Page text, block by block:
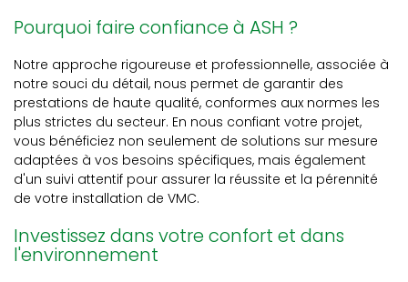
Pourquoi faire confiance à ASH ?
Notre approche rigoureuse et professionnelle, associée à
notre souci du détail, nous permet de garantir des
prestations de haute qualité, conformes aux normes les
plus strictes du secteur. En nous confiant votre projet,
vous bénéficiez non seulement de solutions sur mesure
adaptées à vos besoins spécifiques, mais également
d'un suivi attentif pour assurer la réussite et la pérennité
de votre installation de VMC.
Investissez dans votre confort et dans
l'environnement